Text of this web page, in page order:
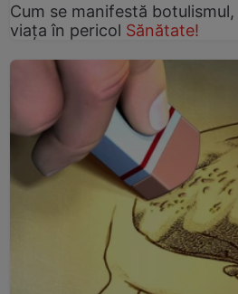
Cum se manifestă
viaţa în pericol Sănătate!